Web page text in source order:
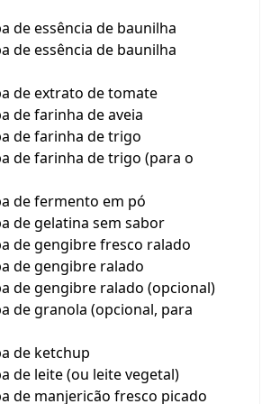
de essência de baunilha
de essência de baunilha
de extrato de tomate
de farinha de aveia
de farinha de trigo
de farinha de trigo (para o
de fermento em pó
de gelatina sem sabor
de gengibre fresco ralado
de gengibre ralado
de gengibre ralado (opcional)
de granola (opcional, para
de ketchup
de leite (ou leite vegetal)
de manjericão fresco picado